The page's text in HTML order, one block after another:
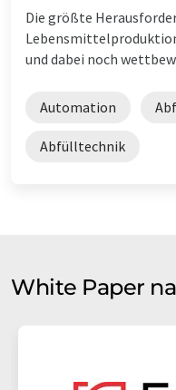
Die größte
und dabei noch
Automation
Abfülltechnik
White Paper